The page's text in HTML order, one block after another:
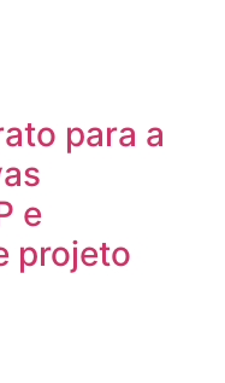
para a
e
projeto